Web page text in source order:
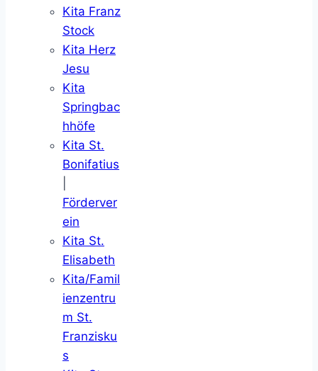
Kita Franz
Stock
Kita Herz
Jesu
Kita
Springbac
hhöfe
Kita St.
Bonifatius
Förderver
ein
Kita St.
Elisabeth
Kita/Famil
ienzentru
m St.
Franzisku
s